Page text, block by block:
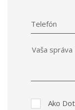
Telefón
Ako